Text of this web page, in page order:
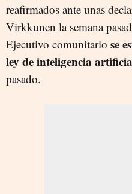
reafirmados ante unas
Virkkunen la semana
Ejecutivo comunitario se
ley de inteligencia
pasado.